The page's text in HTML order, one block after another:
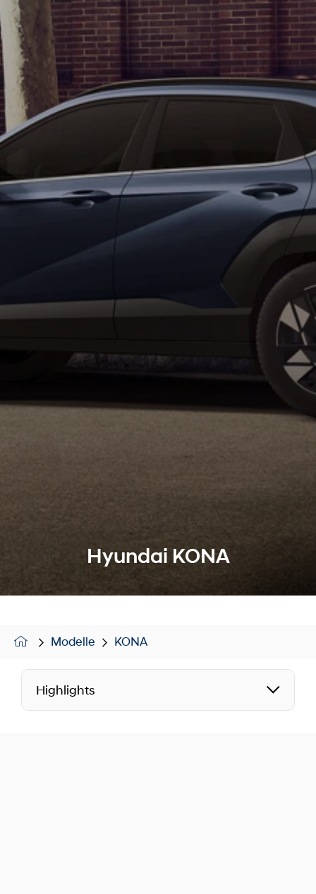
Hyundai KONA
Modelle KONA
Highlights